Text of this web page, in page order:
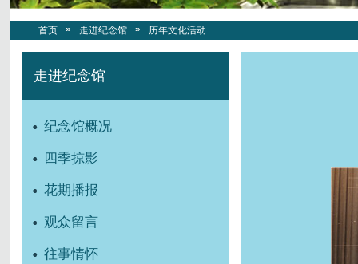
首页 走进纪念馆 历年文化活动
走进纪念馆
纪念馆概况
四季掠影
花期播报
观众留言
往事情怀